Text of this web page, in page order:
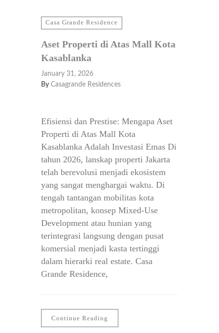
Casa Grande Residence
Aset Properti di Atas Mall Kota
Kasablanka
January 31, 2026
By Casagrande Residences
Efisiensi dan Prestise: Mengapa Aset
Properti di Atas Mall Kota
Kasablanka Adalah Investasi Emas Di
tahun 2026, lanskap properti Jakarta
telah berevolusi menjadi ekosistem
yang sangat menghargai waktu. Di
tengah tantangan mobilitas kota
metropolitan, konsep Mixed-Use
Development atau hunian yang
terintegrasi langsung dengan pusat
komersial menjadi kasta tertinggi
dalam hierarki real estate. Casa
Grande Residence,
Continue Reading